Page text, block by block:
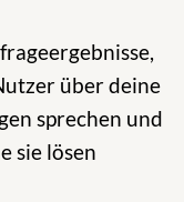
über deine
sprechen und
sie lösen